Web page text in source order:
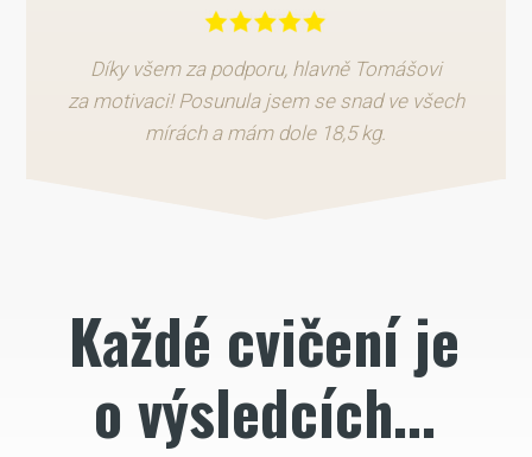
Díky všem za podporu, hlavně Tomášovi
za motivaci! Posunula jsem se snad ve všech
mírách a mám dole 18,5 kg.
Každé cvičení je
o výsledcích...